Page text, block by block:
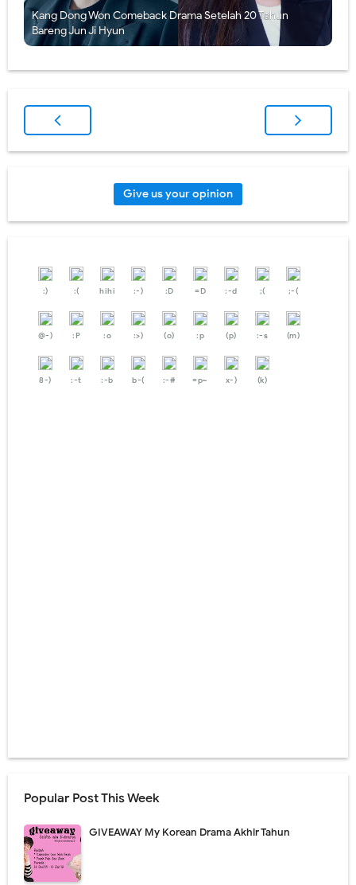
Kang Dong Won Comeback Drama Setelah 20 Tahun
Bareng Jun Ji Hyun
Give us your opinion
:) :( hihi :-) :D =D :-d ;( ;-(
@-) :P :o :>) (o) :p (p) :-s (m)
8-) :-t :-b b-( :-# =p~ x-) (k)
Popular Post This Week
GIVEAWAY My Korean Drama Akhir Tahun